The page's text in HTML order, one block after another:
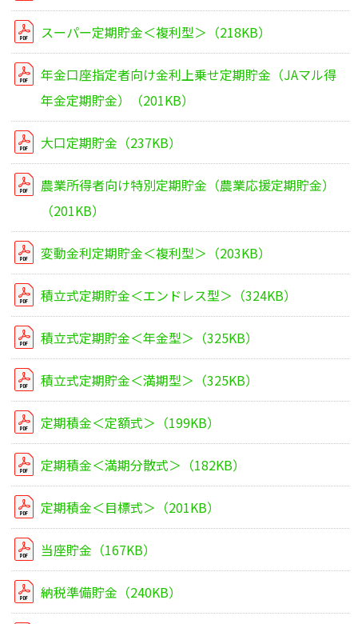
スーパー定期貯金＜複利型＞（218KB）
年金口座指定者向け金利上乗せ定期貯金（JAマル得
年金定期貯金）（201KB）
大口定期貯金（237KB）
農業所得者向け特別定期貯金（農業応援定期貯金）
（201KB）
変動金利定期貯金＜複利型＞（203KB）
積立式定期貯金＜エンドレス型＞（324KB）
積立式定期貯金＜年金型＞（325KB）
積立式定期貯金＜満期型＞（325KB）
定期積金＜定額式＞（199KB）
定期積金＜満期分散式＞（182KB）
定期積金＜目標式＞（201KB）
当座貯金（167KB）
納税準備貯金（240KB）